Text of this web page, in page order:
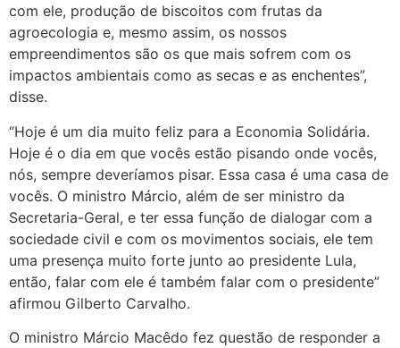
com ele, produção de biscoitos com frutas da
agroecologia e, mesmo assim, os nossos
empreendimentos são os que mais sofrem com os
impactos ambientais como as secas e as enchentes”,
disse.
“Hoje é um dia muito feliz para a Economia Solidária.
Hoje é o dia em que vocês estão pisando onde vocês,
nós, sempre deveríamos pisar. Essa casa é uma casa de
vocês. O ministro Márcio, além de ser ministro da
Secretaria-Geral, e ter essa função de dialogar com a
sociedade civil e com os movimentos sociais, ele tem
uma presença muito forte junto ao presidente Lula,
então, falar com ele é também falar com o presidente”
afirmou Gilberto Carvalho.
O ministro Márcio Macêdo fez questão de responder a